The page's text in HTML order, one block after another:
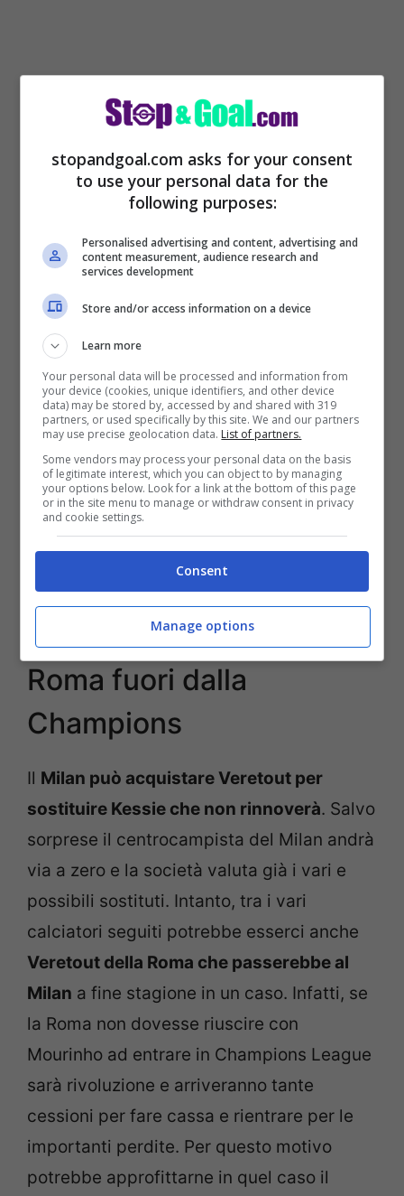
POTREBBE INTERESSARTI ANCHE >>>
Milan: è stato cacciato, ultimissime sul
rinnovo
Calciomercato roma Veretout (Getty Images)
Milan: Veretout con la
Roma fuori dalla
Champions
Il Milan può acquistare Veretout per
sostituire Kessie che non rinnoverà. Salvo
sorprese il centrocampista del Milan andrà
via a zero e la società valuta già i vari e
possibili sostituti. Intanto, tra i vari
calciatori seguiti potrebbe esserci anche
Veretout della Roma che passerebbe al
Milan a fine stagione in un caso. Infatti, se
la Roma non dovesse riuscire con
Mourinho ad entrare in Champions League
sarà rivoluzione e arriveranno tante
cessioni per fare cassa e rientrare per le
importanti perdite. Per questo motivo
potrebbe approfittarne in quel caso il
stopandgoal.com asks for your consent
to use your personal data for the
following purposes:
Personalised advertising and content, advertising and
content measurement, audience research and
services development
Store and/or access information on a device
Learn more
Your personal data will be processed and information from
your device (cookies, unique identifiers, and other device
data) may be stored by, accessed by and shared with 319
partners, or used specifically by this site. We and our partners
may use precise geolocation data. List of partners.
Some vendors may process your personal data on the basis
of legitimate interest, which you can object to by managing
your options below. Look for a link at the bottom of this page
or in the site menu to manage or withdraw consent in privacy
and cookie settings.
Consent
Manage options